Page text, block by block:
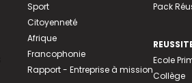
Sport
Citoyenneté
Afrique
Francophonie
Rapport - Entreprise à mission
Pack
Ecole
Collège